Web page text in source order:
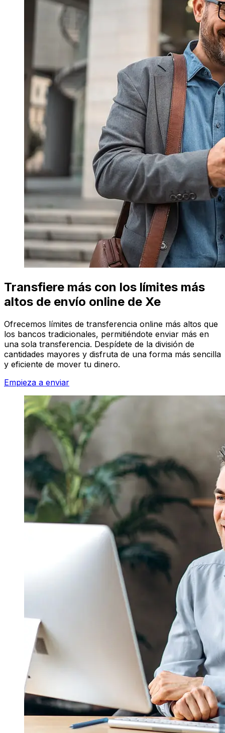
Transfiere más con los límites más
altos de envío online de Xe
Ofrecemos límites de transferencia online más altos que
los bancos tradicionales, permitiéndote enviar más en
una sola transferencia. Despídete de la división de
cantidades mayores y disfruta de una forma más sencilla
y eficiente de mover tu dinero.
Empieza a enviar